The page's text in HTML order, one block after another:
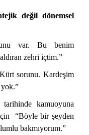
değil dönemsel
var. Bu benim
zehri içtim.”
sorunu. Kardeşim
kamuoyuna
için “Böyle bir şeyden
bakmıyorum.”